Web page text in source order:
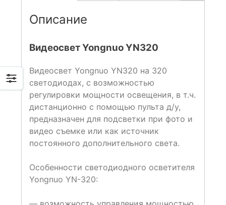
Описание
Видеосвет Yongnuo YN320
Видеосвет Yongnuo YN320 на 320
светодиодах, с возможностью
регулировки мощности освещения, в т.ч.
дистанционно с помощью пульта д/у,
предназначен для подсветки при фото и
видео съемке или как источник
постоянного дополнительного света.
Особенности светодиодного осветителя
Yongnuo YN-320: